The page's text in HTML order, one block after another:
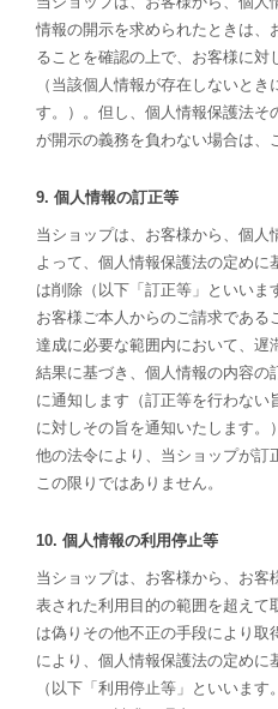
情報の開示を求められたときは、
ることを確認の上で、お客様に対
（当該個人情報が存在しないと
す。）。但し、個人情報保護法そ
が開示の義務を負わない場合は、
9. 個人情報の訂正等
当ショップは、お客様から、個人
よって、個人情報保護法の定めに
は削除（以下「訂正等」といいま
お客様ご本人からのご請求であ
達成に必要な範囲内において、遅
結果に基づき、個人情報の内容の
に通知します（訂正等を行わない
に対しその旨を通知いたします
他の法令により、当ショップが訂
この限りではありません。
10. 個人情報の利用停止等
当ショップは、お客様から、お
表された利用目的の範囲を超えて
は偽りその他不正の手段により取
により、個人情報保護法の定め
（以下「利用停止等」といいま